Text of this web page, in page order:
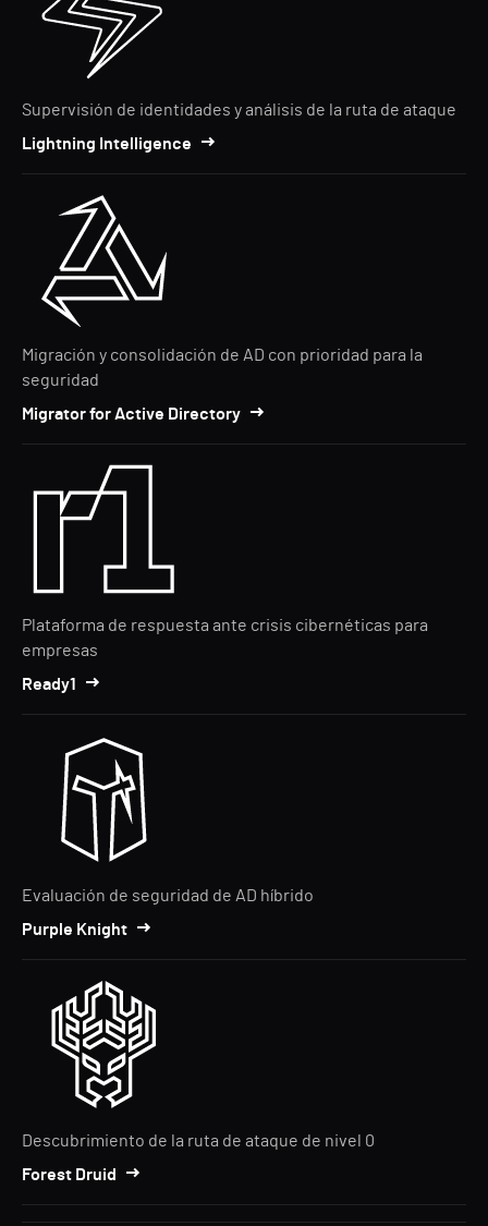
Supervisión de identidades y análisis de la ruta de ataque
Lightning Intelligence
Migración y consolidación de AD con prioridad para la
seguridad
Migrator for Active Directory
Plataforma de respuesta ante crisis cibernéticas para
empresas
Ready1
Evaluación de seguridad de AD híbrido
Purple Knight
Descubrimiento de la ruta de ataque de nivel 0
Forest Druid